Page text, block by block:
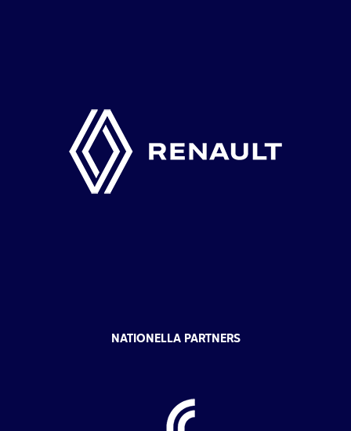
NATIONELLA PARTNERS